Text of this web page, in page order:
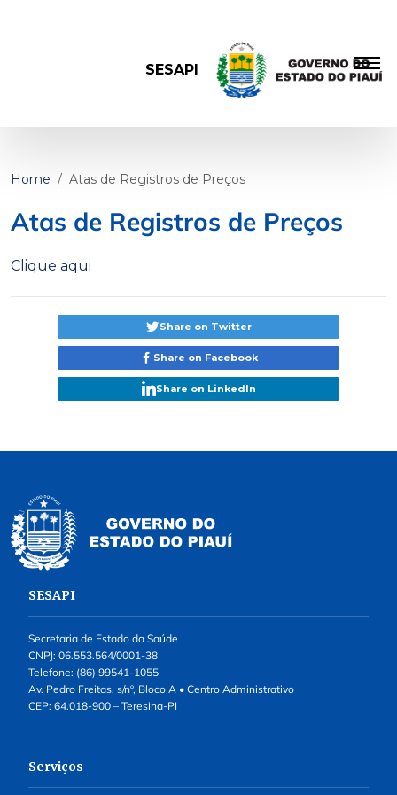
SESAPI
Home Atas de Registros de Preços
Atas de Registros de Preços
Clique aqui
Share on Twitter
Share on Facebook
Share on LinkedIn
SESAPI
Secretaria de Estado da Saúde
CNPJ: 06.553.564/0001-38
Telefone: (86) 99541-1055
Av. Pedro Freitas, s/nº, Bloco A • Centro Administrativo
CEP: 64.018-900 – Teresina-PI
Serviços